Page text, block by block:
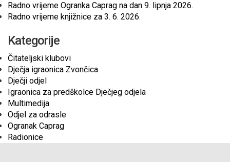
Radno vrijeme Ogranka Caprag na dan 9. lipnja 2026.
Radno vrijeme knjižnice za 3. 6. 2026.
Kategorije
Čitateljski klubovi
Dječja igraonica Zvončica
Dječji odjel
Igraonica za predškolce Dječjeg odjela
Multimedija
Odjel za odrasle
Ogranak Caprag
Radionice